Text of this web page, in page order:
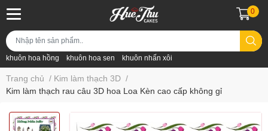
khuôn hoa hồng khuôn hoa sen khuôn nhấn xôi
0
Trang chủ / Kim làm thạch 3D /
Kim làm thạch rau câu 3D hoa Loa Kèn cao cấp không gỉ